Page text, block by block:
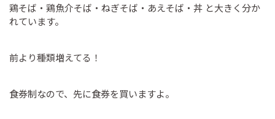
鶏そば・鶏魚介そば・ねぎそば・あえそば・丼 と大きく分か
れています。
前より種類増えてる！
食券制なので、先に食券を買いますよ。